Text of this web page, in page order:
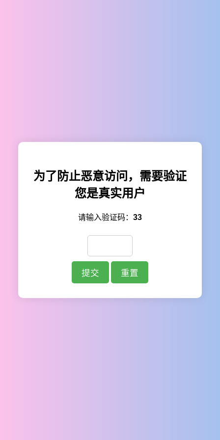
为了防止恶意访问，需要验证
您是真实用户
请输入验证码： 33
提交 重置